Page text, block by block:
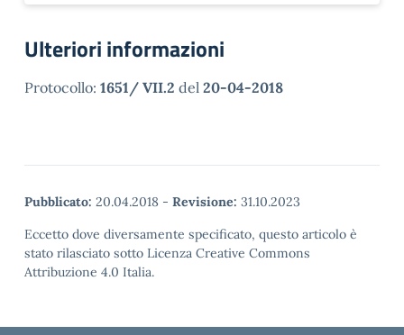
Ulteriori informazioni
Protocollo: 1651/ VII.2 del 20-04-2018
Pubblicato: 20.04.2018 - Revisione: 31.10.2023
Eccetto dove diversamente specificato, questo articolo è
stato rilasciato sotto Licenza Creative Commons
Attribuzione 4.0 Italia.